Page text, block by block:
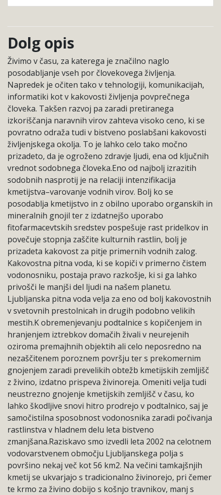
Dolg opis
Živimo v času, za katerega je značilno naglo
posodabljanje vseh por človekovega življenja.
Napredek je očiten tako v tehnologiji, komunikacijah,
informatiki kot v kakovosti življenja povprečnega
človeka. Takšen razvoj pa zaradi pretiranega
izkoriščanja naravnih virov zahteva visoko ceno, ki se
povratno odraža tudi v bistveno poslabšani kakovosti
življenjskega okolja. To je lahko celo tako močno
prizadeto, da je ogroženo zdravje ljudi, ena od ključnih
vrednot sodobnega človeka.Eno od najbolj izrazitih
sodobnih nasprotij je na relaciji intenzifikacija
kmetijstva–varovanje vodnih virov. Bolj ko se
posodablja kmetijstvo in z obilno uporabo organskih in
mineralnih gnojil ter z izdatnejšo uporabo
fitofarmacevtskih sredstev pospešuje rast pridelkov in
povečuje stopnja zaščite kulturnih rastlin, bolj je
prizadeta kakovost za pitje primernih vodnih zalog.
Kakovostna pitna voda, ki se kopiči v primerno čistem
vodonosniku, postaja pravo razkošje, ki si ga lahko
privošči le manjši del ljudi na našem planetu.
Ljubljanska pitna voda velja za eno od bolj kakovostnih
v svetovnih prestolnicah in drugih podobno velikih
mestih.K obremenjevanju podtalnice s kopičenjem in
hranjenjem iztrebkov domačih živali v neurejenih
oziroma premajhnih objektih ali celo neposredno na
nezaščitenem poroznem površju ter s prekomernim
gnojenjem zaradi prevelikih obtežb kmetijskih zemljišč
z živino, izdatno prispeva živinoreja. Omeniti velja tudi
neustrezno gnojenje kmetijskih zemljišč v času, ko
lahko škodljive snovi hitro prodrejo v podtalnico, saj je
samočistilna sposobnost vodonosnika zaradi počivanja
rastlinstva v hladnem delu leta bistveno
zmanjšana.Raziskavo smo izvedli leta 2002 na celotnem
vodovarstvenem območju Ljubljanskega polja s
površino nekaj več kot 56 km2. Na večini tamkajšnjih
kmetij se ukvarjajo s tradicionalno živinorejo, pri čemer
te krmo za živino dobijo s košnjo travnikov, manj s